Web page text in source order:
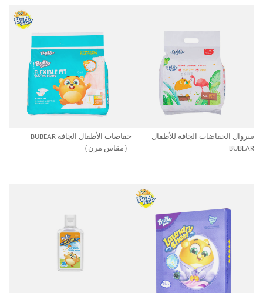
حفاضات الأطفال الجافة BUBEAR
（مقاس مرن）
سروال الحفاضات الجافة للأطفال
BUBEAR